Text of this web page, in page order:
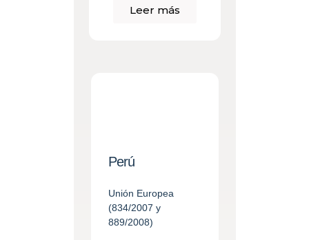
Leer más
Perú
Unión Europea
(834/2007 y
889/2008)